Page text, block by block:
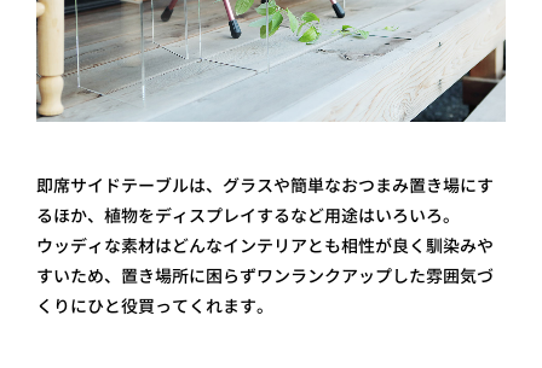
即席サイドテーブルは、グラスや簡単なおつまみ置き場にす
るほか、植物をディスプレイするなど用途はいろいろ。
ウッディな素材はどんなインテリアとも相性が良く馴染みや
すいため、置き場所に困らずワンランクアップした雰囲気づ
くりにひと役買ってくれます。